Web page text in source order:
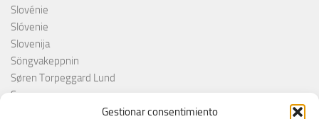
Gestionar consentimiento
Slovénie
Slóvenie
Slovenija
Söngvakeppnin
Søren Torpeggard Lund
Spagna